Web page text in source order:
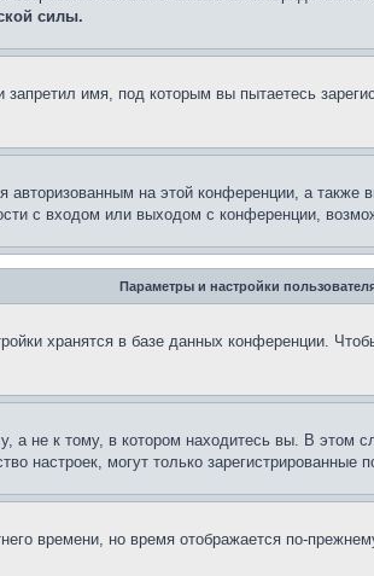
силы.
имя, под которым вы пытаетесь
на этой конференции, а
с входом или выходом с конференции,
Параметры и настройки
хранятся в базе данных конференции.
не к тому, в котором находитесь вы. В этом
настроек, могут только
времени, но время отображается по-